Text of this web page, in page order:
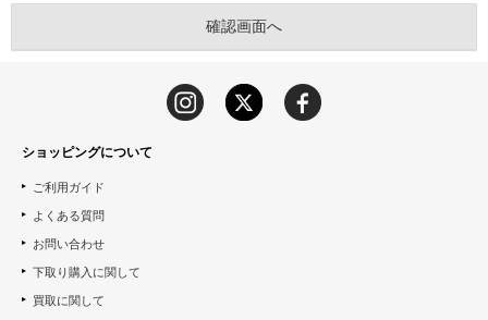
ショッピングについて
ご利用ガイド
よくある質問
お問い合わせ
下取り購入に関して
買取に関して